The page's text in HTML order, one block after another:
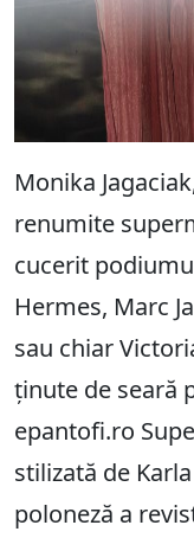
Monika
renumite
cucerit
Hermes, Marc
sau chiar
ținute de seară
epantofi.ro
stilizată de
poloneză a